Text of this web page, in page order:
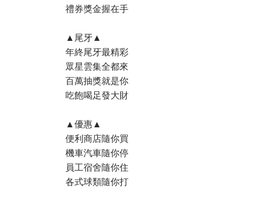
禮券獎金握在手
▲尾牙▲
年終尾牙最精彩
眾星雲集全都來
百萬抽獎就是你
吃飽喝足發大財
▲優惠▲
便利商店隨你買
機車汽車隨你停
員工宿舍隨你住
各式球類隨你打